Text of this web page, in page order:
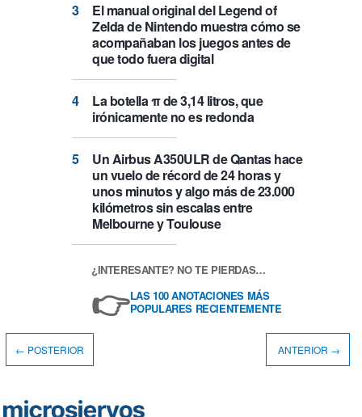
El manual original del Legend of
Zelda de Nintendo muestra cómo se
acompañaban los juegos antes de
que todo fuera digital
La botella π de 3,14 litros, que
irónicamente no es redonda
Un Airbus A350ULR de Qantas hace
un vuelo de récord de 24 horas y
unos minutos y algo más de 23.000
kilómetros sin escalas entre
Melbourne y Toulouse
¿INTERESANTE? NO TE PIERDAS…
👉LAS 100 ANOTACIONES MÁS
POPULARES RECIENTEMENTE
← POSTERIOR ANTERIOR →